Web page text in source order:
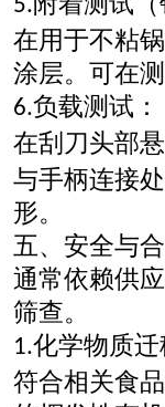
5.
在用于不粘
涂层。可在
6.负载测试：
在刮刀头部
与手柄连接
形。
五、安全与
通常依赖供
筛查。
1.化学物质
符合相关食